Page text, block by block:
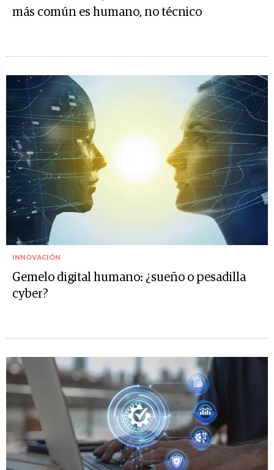
más común es humano, no técnico
INNOVACIÓN
Gemelo digital humano: ¿sueño o pesadilla
cyber?